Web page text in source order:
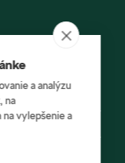
a analýzu
na
vylepšenie a